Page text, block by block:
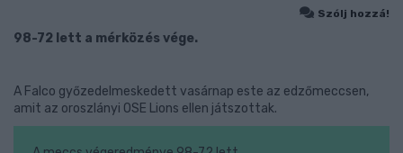
Szólj hozzá!
98-72 lett a mérközés vége.
A Falco győzedelmeskedett vasárnap este az edzőmeccsen,
amit az oroszlányi OSE Lions ellen játszottak.